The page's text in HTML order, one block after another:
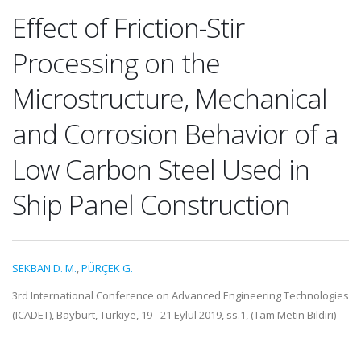
Effect of Friction-Stir
Processing on the
Microstructure, Mechanical
and Corrosion Behavior of a
Low Carbon Steel Used in
Ship Panel Construction
SEKBAN D. M.,PÜRÇEK G.
3rd International Conference on Advanced Engineering Technologies
(ICADET), Bayburt, Türkiye, 19 - 21 Eylül 2019, ss.1, (Tam Metin Bildiri)